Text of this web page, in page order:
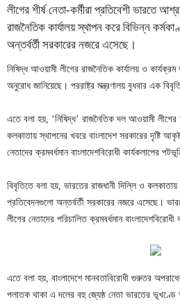
লীগের শীর্ষ নেতা-কর্মীরা প্রতিবেশী ভারতে
রাজনৈতিক কার্যালয় স্থাপন করে বিভিন্ন
অন্তর্বর্তী সরকারের নজরে এসেছে।
নিষিদ্ধ আওয়ামী লীগের রাজনৈতিক কার্যালয় ও
অনুরোধ জানিয়েছে। পররাষ্ট্র মন্ত্রণালয় বুধবার এক
এতে বলা হয়, ‘নিষিদ্ধ’ রাজনৈতিক দল আওয়ামী লীগের
কলকাতায় স্থাপনের খবরে বাংলাদেশ সরকারের দৃষ্টি
নেতাদের ক্রমবর্ধমান বাংলাদেশবিরোধী কার্যকলাপের
বিবৃতিতে বলা হয়, ভারতের রাজধানী দিল্লি ও কলকাতায়
প্রতিবেদনগুলো অন্তর্বর্তী সরকারের নজরে এসেছে।
লীগের নেতাদের পরিচালিত ক্রমবর্ধমান
এতে বলা হয়, বাংলাদেশে মানবতাবিরোধী গুরুতর
পলাতক থাকা এ দলের বহু জ্যেষ্ঠ নেতা ভারতের